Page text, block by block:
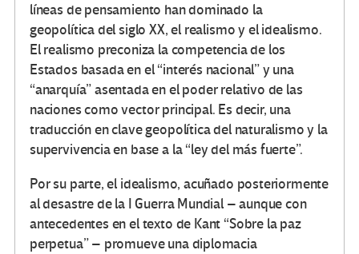
líneas de pensamiento han dominado la
geopolítica del siglo XX, el realismo y el idealismo.
El realismo preconiza la competencia de los
Estados basada en el “interés nacional” y una
“anarquía” asentada en el poder relativo de las
naciones como vector principal. Es decir, una
traducción en clave geopolítica del naturalismo y la
supervivencia en base a la “ley del más fuerte”.
Por su parte, el idealismo, acuñado posteriormente
al desastre de la I Guerra Mundial – aunque con
antecedentes en el texto de Kant “Sobre la paz
perpetua” – promueve una diplomacia